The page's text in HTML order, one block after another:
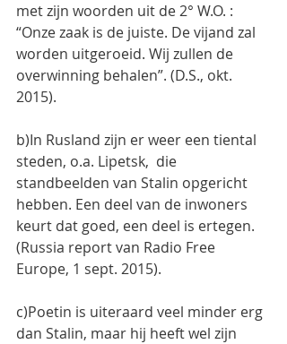
met zijn woorden uit de 2° W.O. :
“Onze zaak is de juiste. De vijand zal
worden uitgeroeid. Wij zullen de
overwinning behalen”. (D.S., okt.
2015).
b)In Rusland zijn er weer een tiental
steden, o.a. Lipetsk,  die
standbeelden van Stalin opgericht
hebben. Een deel van de inwoners
keurt dat goed, een deel is ertegen.
(Russia report van Radio Free
Europe, 1 sept. 2015).
c)Poetin is uiteraard veel minder erg
dan Stalin, maar hij heeft wel zijn